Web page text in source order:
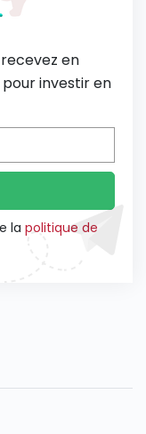
en
investir en
la politique de